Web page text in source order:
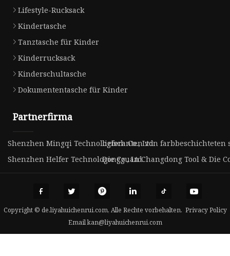
Lifestyle-Rucksack
Kindertasche
Tanztasche für Kinder
Kinderrucksack
Kinderschultasche
Dokumententasche für Kinder
Partnerfirma
Shenzhen Mingqi Technologisch Co., Ltdlieferanten von farbbeschichteten
Shenzhen Helfer Technologie Co., Ltd.Dongguan Changdong Tool & Die
Copyright © de.liyahuichenrui.com, Alle Rechte vorbehalten. Privacy Policy
Emailkan@liyahuichenrui.com